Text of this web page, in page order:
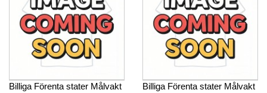
Billiga Förenta stater Målvakt
Billiga Förenta stater Målvakt